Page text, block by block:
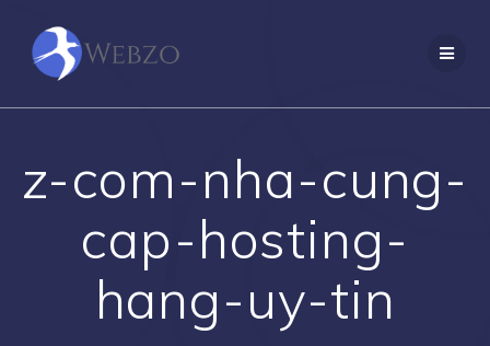
z-com-nha-cung-
cap-hosting-
hang-uy-tin